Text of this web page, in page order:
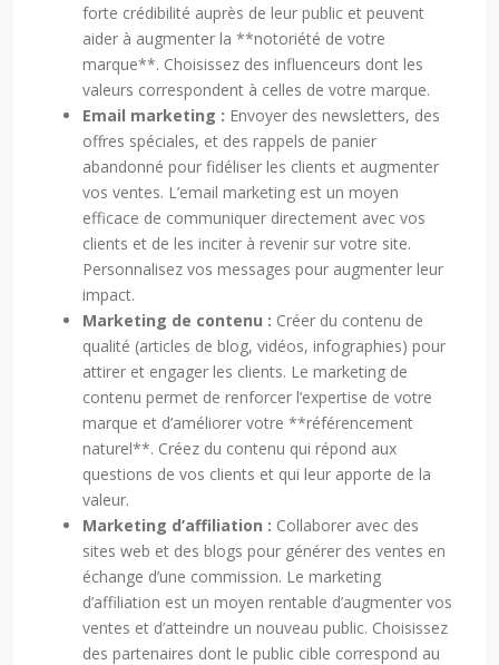
forte crédibilité auprès de leur public et peuvent
aider à augmenter la **notoriété de votre
marque**. Choisissez des influenceurs dont les
valeurs correspondent à celles de votre marque.
Email marketing : Envoyer des newsletters, des
offres spéciales, et des rappels de panier
abandonné pour fidéliser les clients et augmenter
vos ventes. L’email marketing est un moyen
efficace de communiquer directement avec vos
clients et de les inciter à revenir sur votre site.
Personnalisez vos messages pour augmenter leur
impact.
Marketing de contenu : Créer du contenu de
qualité (articles de blog, vidéos, infographies) pour
attirer et engager les clients. Le marketing de
contenu permet de renforcer l’expertise de votre
marque et d’améliorer votre **référencement
naturel**. Créez du contenu qui répond aux
questions de vos clients et qui leur apporte de la
valeur.
Marketing d’affiliation : Collaborer avec des
sites web et des blogs pour générer des ventes en
échange d’une commission. Le marketing
d’affiliation est un moyen rentable d’augmenter vos
ventes et d’atteindre un nouveau public. Choisissez
des partenaires dont le public cible correspond au